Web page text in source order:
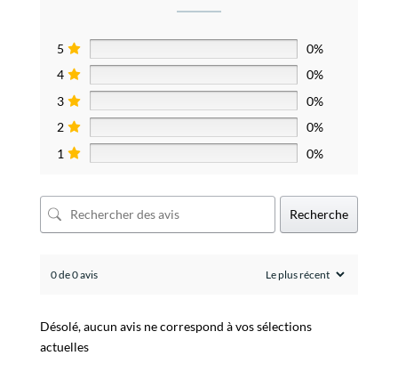
5
0%
4
0%
3
0%
2
0%
1
0%
Recherche
0 de 0 avis
Désolé, aucun avis ne correspond à vos sélections
actuelles